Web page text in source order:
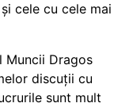
cele cu cele mai
Muncii Dragos
discuții cu
sunt mult